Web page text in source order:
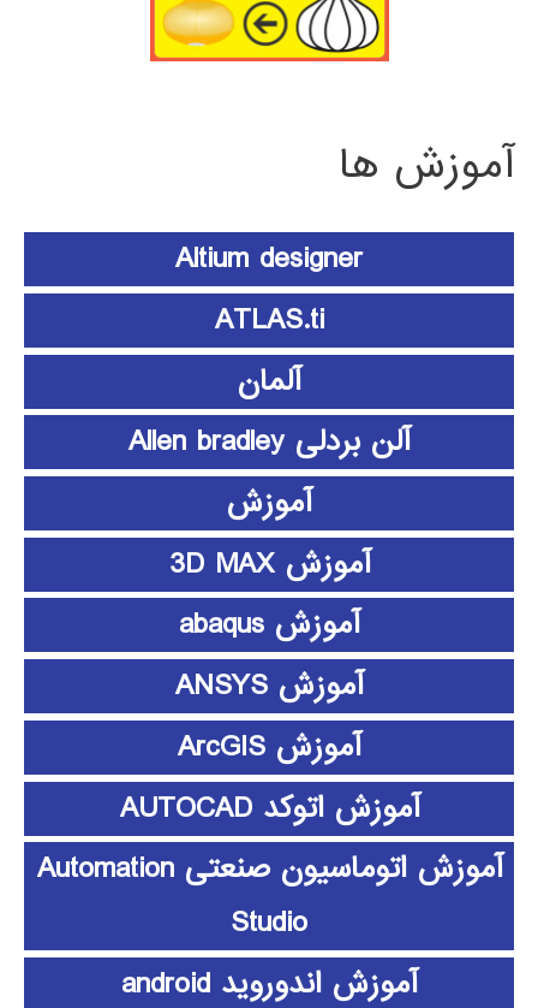
آموزش ها
Altium designer
ATLAS.ti
آلمان
آلن بردلی Allen bradley
آموزش
آموزش 3D MAX
آموزش abaqus
آموزش ANSYS
آموزش ArcGIS
آموزش اتوکد AUTOCAD
آموزش اتوماسیون صنعتی Automation
Studio
آموزش اندوروید android